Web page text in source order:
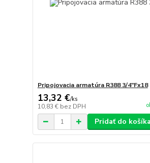
Pripojovacia armatúra R388 3/4"Fx18
13,32 €/ks
10,83 € bez DPH
Pridať do košíka